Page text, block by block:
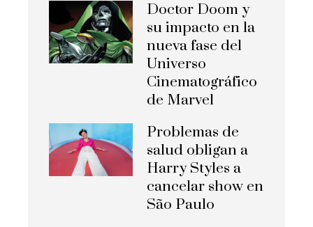
Doctor Doom y
su impacto en la
nueva fase del
Universo
Cinematográfico
de Marvel
Problemas de
salud obligan a
Harry Styles a
cancelar show en
São Paulo